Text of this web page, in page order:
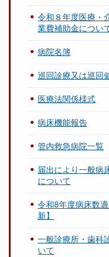
令和８年度医療・
業費補助金につい
病院名簿
巡回診療又は巡回
医療法関係様式
病床機能報告
管内救急病院一覧
届出により一般病
について
令和8年度病床数
新】
一般診療所・歯科
いて